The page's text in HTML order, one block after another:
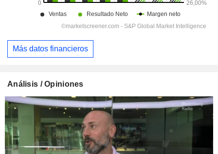
Más datos financieros
Análisis / Opiniones